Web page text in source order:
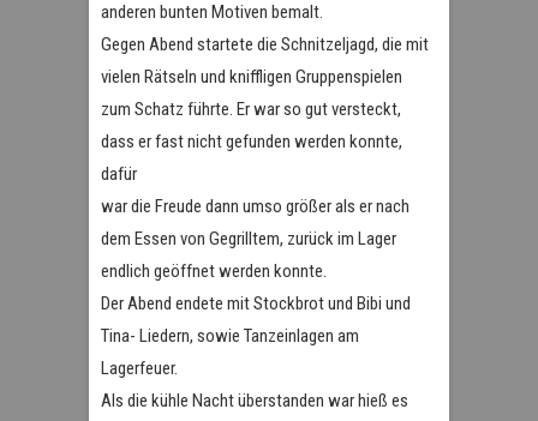
anderen bunten Motiven bemalt.
Gegen Abend startete die Schnitzeljagd, die mit
vielen Rätseln und kniffligen Gruppenspielen
zum Schatz führte. Er war so gut versteckt,
dass er fast nicht gefunden werden konnte,
dafür
war die Freude dann umso größer als er nach
dem Essen von Gegrilltem, zurück im Lager
endlich geöffnet werden konnte.
Der Abend endete mit Stockbrot und Bibi und
Tina- Liedern, sowie Tanzeinlagen am
Lagerfeuer.
Als die kühle Nacht überstanden war hieß es